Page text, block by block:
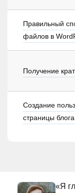
Правильный
файлов в
Получение
Создание
страницы
«Я